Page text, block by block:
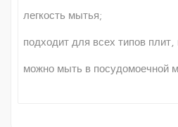
легкость мытья;
подходит для всех типов плит,
можно мыть в посудомоечной